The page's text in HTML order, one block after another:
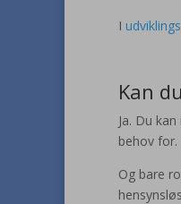
I
Kan
Ja. Du
behov for.
Og bare